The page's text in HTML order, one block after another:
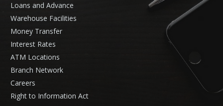
Loans and Advance
Warehouse Facilities
Money Transfer
Interest Rates
ATM Locations
Branch Network
Careers
Right to Information Act